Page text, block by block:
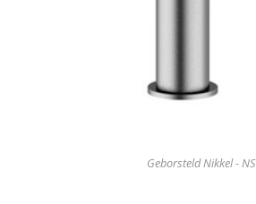
Geborsteld Nikkel - NS